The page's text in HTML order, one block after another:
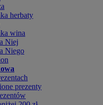
herbaty
wina
Niej
Niego
prezenty